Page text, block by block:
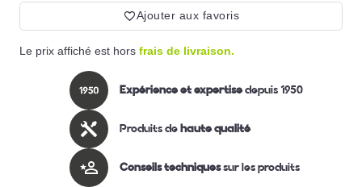
Ajouter aux favoris
Le prix affiché est hors frais de livraison.
Expérience et expertisedepuis 1950
Produits dehaute qualité
Conseils techniquessur les produits